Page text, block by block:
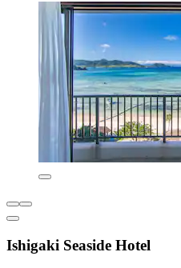
Ishigaki Seaside Hotel